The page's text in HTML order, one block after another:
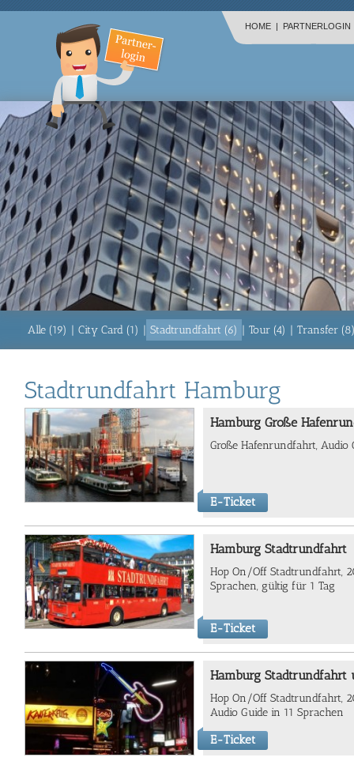
HOME | PARTNERLOGIN
Alle (19) | City Card (1) | Stadtrundfahrt (6) | Tour (4) | Transfer
Stadtrundfahrt Hamburg
Hamburg Große
Große Hafenrundfahrt, Audio
E-Ticket
Hamburg Stadtrundfahrt
Hop On/Off Stadtrundfahrt,
Sprachen, gültig für 1 Tag
E-Ticket
Hamburg Stadtrundfahrt
Hop On/Off Stadtrundfahrt,
Audio Guide in 11 Sprachen
E-Ticket